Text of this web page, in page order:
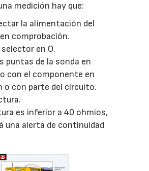
medición hay que:
la alimentación del
comprobación.
selector en O.
puntas de la sonda en
con el componente en
o con parte del circuito.
es inferior a 40 ohmios,
una alerta de continuidad